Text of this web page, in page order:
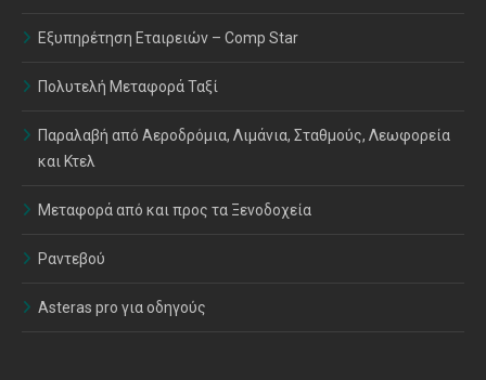
Εξυπηρέτηση Εταιρειών – Comp Star
Πολυτελή Μεταφορά Ταξί
Παραλαβή από Αεροδρόμια, Λιμάνια, Σταθμούς, Λεωφορεία
και Κτελ
Μεταφορά από και προς τα Ξενοδοχεία
Ραντεβού
Asteras pro για οδηγούς